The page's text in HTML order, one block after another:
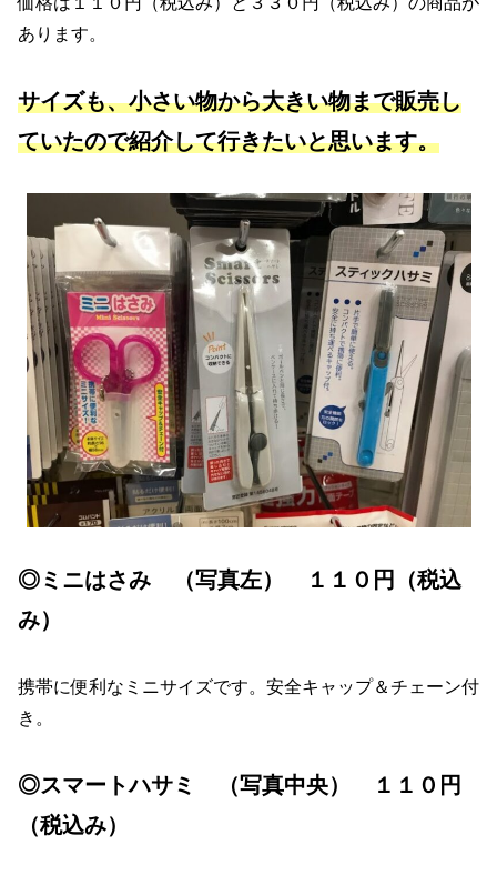
あります。
サイズも、小さい物から大きい物まで販売し
ていたので紹介して行きたいと思います。
◎ミニはさみ （写真左） １１０円（税込
み）
携帯に便利なミニサイズです。安全キャップ＆チェーン付
き。
◎スマートハサミ （写真中央） １１０円
（税込み）